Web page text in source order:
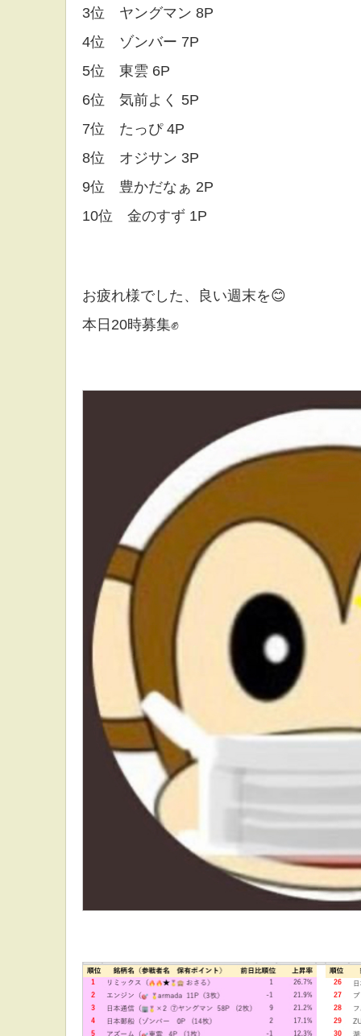
3位 ヤングマン 8P
4位 ゾンバー 7P
5位 東雲 6P
6位 気前よく 5P
7位 たっぴ 4P
8位 オジサン 3P
9位 豊かだなぁ 2P
10位 金のすず 1P
お疲れ様でした、良い週末を😊
本日20時募集✊